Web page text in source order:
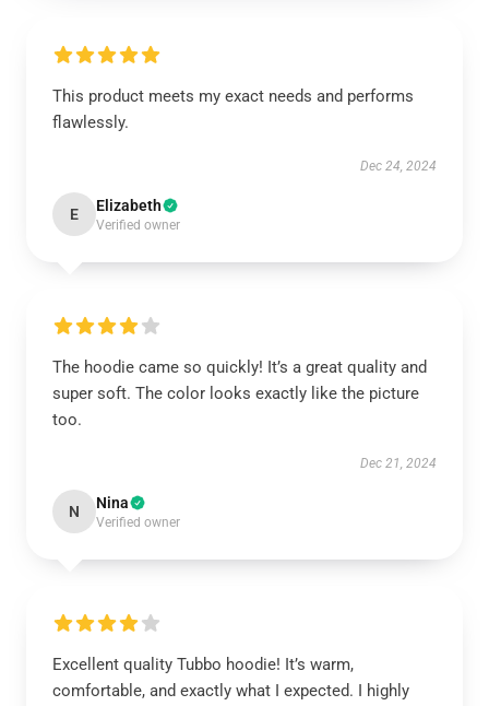
This product meets my exact needs and performs
flawlessly.
Dec 24, 2024
E Elizabeth
Verified owner
The hoodie came so quickly! It’s a great quality and
super soft. The color looks exactly like the picture
too.
Dec 21, 2024
N Nina
Verified owner
Excellent quality Tubbo hoodie! It’s warm,
comfortable, and exactly what I expected. I highly